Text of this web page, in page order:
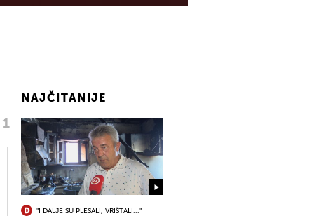
NAJČITANIJE
"I DALJE SU PLESALI, VRIŠTALI..."